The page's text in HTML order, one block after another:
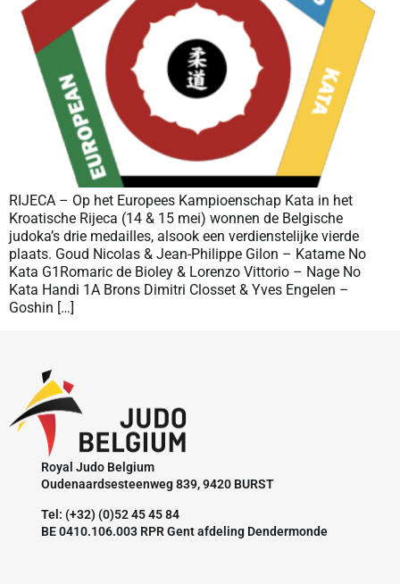
RIJECA – Op het Europees Kampioenschap Kata in het
Kroatische Rijeca (14 & 15 mei) wonnen de Belgische
judoka’s drie medailles, alsook een verdienstelijke vierde
plaats. Goud Nicolas & Jean-Philippe Gilon – Katame No
Kata G1Romaric de Bioley & Lorenzo Vittorio – Nage No
Kata Handi 1A Brons Dimitri Closset & Yves Engelen –
Goshin […]
Royal Judo Belgium
Oudenaardsesteenweg 839, 9420 BURST
Tel: (+32) (0)52 45 45 84
BE 0410.106.003 RPR Gent afdeling Dendermonde